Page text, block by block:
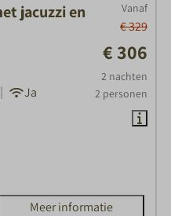
Vanaf
€ 329
€ 306
2 nachten
2 personen
jacuzzi en
Ja
Meer informatie